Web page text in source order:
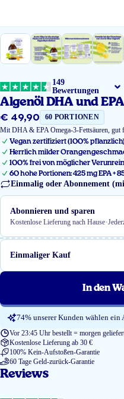
149
Bewertungen
Algenöl DHA und EPA
Regulärer
Preis
€ 49,90
60 PORTIONEN
Mit DHA & EPA Omega-3-Fettsäuren,
Vegan zertifiziert (100%
Herrlich milder
100% frei von möglicher
60 hohe Portionen: 425 mg EPA +
Einmalig oder Abonnement
Abonnieren und sparen
Kostenlose Lieferung nach Hause·
Einmaliger Kauf
In den
74% unserer Kunden wählen ein
Vor 23:45 Uhr bestellt = morgen
Kostenlose Lieferung ab 30 €
100% Kein-Aufstoßen-Garantie
60 Tage Geld-zurück-Garantie
Reviews